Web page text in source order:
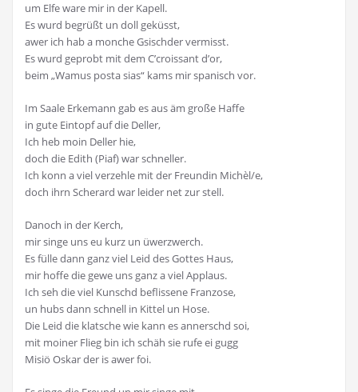
um Elfe ware mir in der Kapell.
Es wurd begrüßt un doll geküsst,
awer ich hab a monche Gsischder vermisst.
Es wurd geprobt mit dem C’croissant d’or,
beim „Wamus posta sias“ kams mir spanisch vor.
Im Saale Erkemann gab es aus äm große Haffe
in gute Eintopf auf die Deller,
Ich heb moin Deller hie,
doch die Edith (Piaf) war schneller.
Ich konn a viel verzehle mit der Freundin Michèl/e,
doch ihrn Scherard war leider net zur stell.
Danoch in der Kerch,
mir singe uns eu kurz un üwerzwerch.
Es fülle dann ganz viel Leid des Gottes Haus,
mir hoffe die gewe uns ganz a viel Applaus.
Ich seh die viel Kunschd beflissene Franzose,
un hubs dann schnell in Kittel un Hose.
Die Leid die klatsche wie kann es annerschd soi,
mit moiner Flieg bin ich schäh sie rufe ei gugg
Misiö Oskar der is awer foi.